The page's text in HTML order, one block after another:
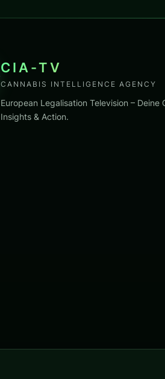
CIA-TV
CANNABIS INTELLIGENCE AGENCY
European Legalisation Television – Deine
Insights & Action.